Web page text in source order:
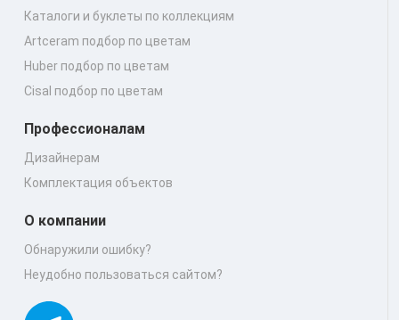
Каталоги и буклеты по коллекциям
Artceram подбор по цветам
Huber подбор по цветам
Cisal подбор по цветам
Профессионалам
Дизайнерам
Комплектация объектов
О компании
Обнаружили ошибку?
Неудобно пользоваться сайтом?